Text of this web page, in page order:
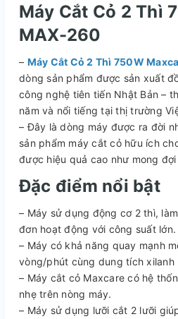
Máy Cắt Cỏ 2 Thì
MAX-260
– Máy Cắt Cỏ 2 Thì 750W
dòng sản phẩm được sản xuất
công nghệ tiên tiến Nhật Bản –
năm và nổi tiếng tại thị trường
– Đây là dòng máy được ra đời
sản phẩm máy cắt cỏ hữu ích
được hiệu quả cao như mong
Đặc điểm nổi bật
– Máy sử dụng động cơ 2 thì,
đơn hoạt động với công suất lớn.
– Máy có khả năng quay mạnh
vòng/phút cùng dung tích xilanh
– Máy cắt cỏ Maxcare có hệ
nhẹ trên nòng máy.
– Máy sử dụng lưỡi cắt 2 lưỡi